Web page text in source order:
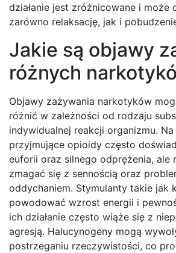
działanie jest zróżnicowane i może
zarówno relaksację, jak i
Jakie są objawy
różnych
Objawy zażywania narkotyków
różnić w zależności od rodzaju
indywidualnej reakcji organizmu.
przyjmujące opioidy często
euforii oraz silnego odprężenia, ale
zmagać się z sennością oraz
oddychaniem. Stymulanty takie jak
powodować wzrost energii i
ich działanie często wiąże się z
agresją. Halucynogeny mogą
postrzeganiu rzeczywistości, co